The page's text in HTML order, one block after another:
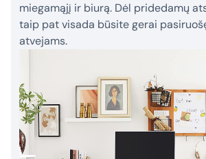
miegamąjį ir biurą. Dėl pridedamų
taip pat visada būsite gerai
atvejams.